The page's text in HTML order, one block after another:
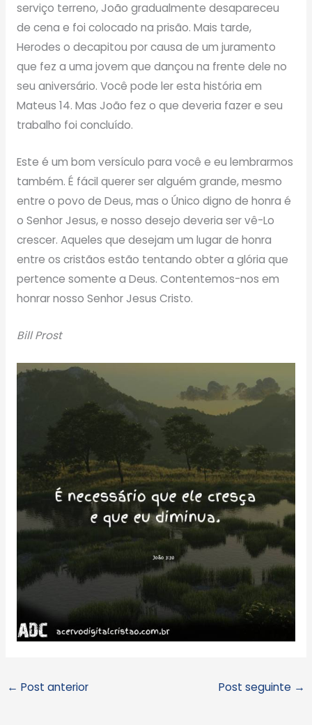
serviço terreno, João gradualmente desapareceu
de cena e foi colocado na prisão. Mais tarde,
Herodes o decapitou por causa de um juramento
que fez a uma jovem que dançou na frente dele no
seu aniversário. Você pode ler esta história em
Mateus 14. Mas João fez o que deveria fazer e seu
trabalho foi concluído.
Este é um bom versículo para você e eu lembrarmos
também. É fácil querer ser alguém grande, mesmo
entre o povo de Deus, mas o Único digno de honra é
o Senhor Jesus, e nosso desejo deveria ser vê-Lo
crescer. Aqueles que desejam um lugar de honra
entre os cristãos estão tentando obter a glória que
pertence somente a Deus. Contentemos-nos em
honrar nosso Senhor Jesus Cristo.
Bill Prost
← Post anterior Post seguinte →